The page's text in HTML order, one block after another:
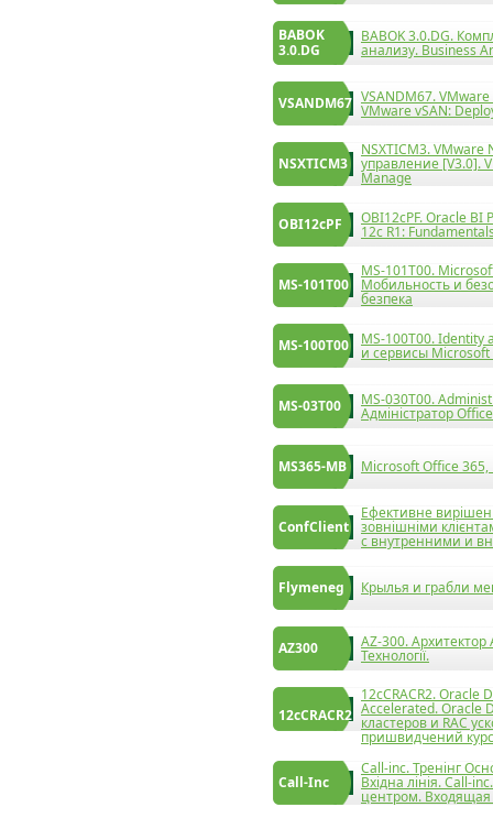
BABOK
3.0.DG
BABOK 3.0.DG.
анализу. Business
VSANDM67 VSANDM67.
VMware vSAN:
NSXTICM3
NSXTICM3. VMware
управление [V3.0].
Manage
OBI12cPF OBI12cPF. Oracle BI
12c R1:
MS-101T00
MS-101T00.
Мобильность и
безпека
MS-100T00 MS-100T00.
и сервисы Microsoft
MS-03T00 MS-030T00.
Адміністратор
MS365-MB Microsoft Office
ConfClient
Ефективне
зовнішніми
с внутренними и
Flymeneg Крылья и грабли
AZ300 AZ-300. Архитектор
Технології.
12cCRACR2
12cCRACR2. Oracle
Accelerated. Oracle
кластеров и RAC
пришвидчений
Call-Inc
Call-inc. Тренінг
Вхідна лінія. Call-
центром.